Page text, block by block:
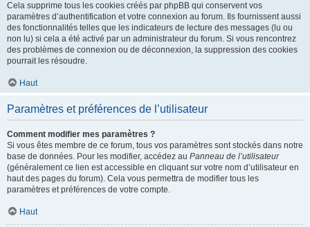
Cela supprime tous les cookies créés par phpBB qui conservent vos
paramètres d’authentification et votre connexion au forum. Ils fournissent aussi
des fonctionnalités telles que les indicateurs de lecture des messages (lu ou
non lu) si cela a été activé par un administrateur du forum. Si vous rencontrez
des problèmes de connexion ou de déconnexion, la suppression des cookies
pourrait les résoudre.
Haut
Paramètres et préférences de l’utilisateur
Comment modifier mes paramètres ?
Si vous êtes membre de ce forum, tous vos paramètres sont stockés dans notre
base de données. Pour les modifier, accédez au Panneau de l’utilisateur
(généralement ce lien est accessible en cliquant sur votre nom d’utilisateur en
haut des pages du forum). Cela vous permettra de modifier tous les
paramètres et préférences de votre compte.
Haut